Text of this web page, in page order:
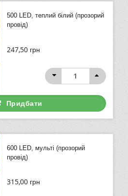
500 LED, теплий білий (прозорий
провід)
247,50 грн
Придбати
600 LED, мульті (прозорий
провід)
315,00 грн